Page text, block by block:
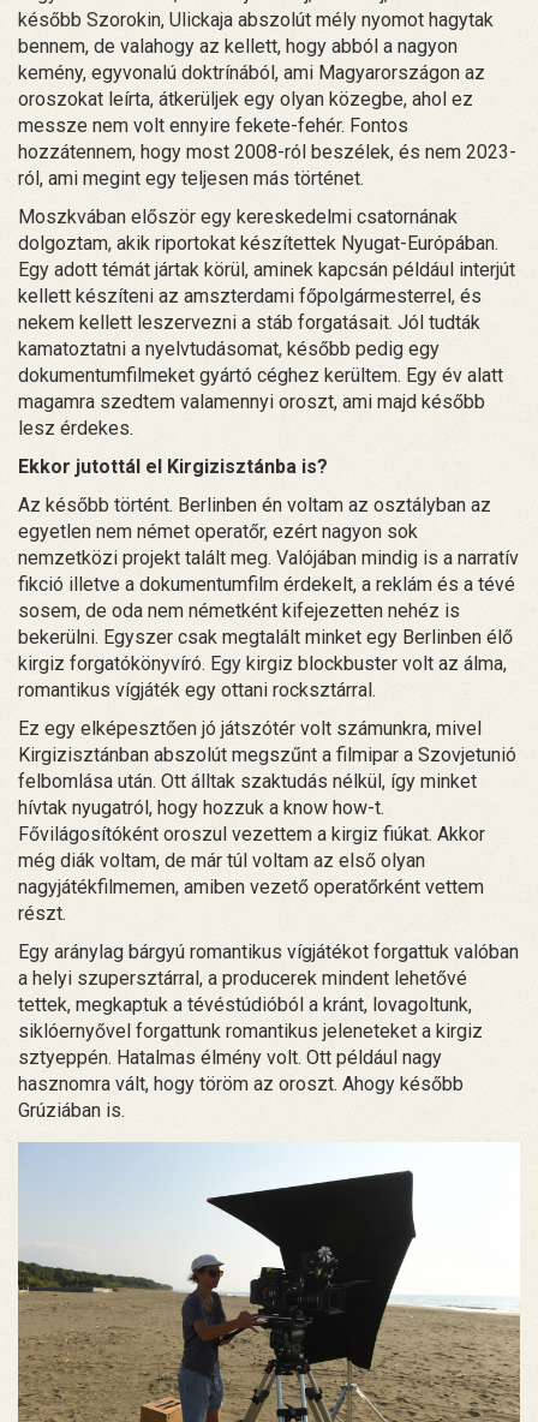
később Szorokin, Ulickaja abszolút mély nyomot hagytak
bennem, de valahogy az kellett, hogy abból a nagyon
kemény, egyvonalú doktrínából, ami Magyarországon az
oroszokat leírta, átkerüljek egy olyan közegbe, ahol ez
messze nem volt ennyire fekete-fehér. Fontos
hozzátennem, hogy most 2008-ról beszélek, és nem 2023-
ról, ami megint egy teljesen más történet.
Moszkvában először egy kereskedelmi csatornának
dolgoztam, akik riportokat készítettek Nyugat-Európában.
Egy adott témát jártak körül, aminek kapcsán például interjút
kellett készíteni az amszterdami főpolgármesterrel, és
nekem kellett leszervezni a stáb forgatásait. Jól tudták
kamatoztatni a nyelvtudásomat, később pedig egy
dokumentumfilmeket gyártó céghez kerültem. Egy év alatt
magamra szedtem valamennyi oroszt, ami majd később
lesz érdekes.
Ekkor jutottál el Kirgizisztánba is?
Az később történt. Berlinben én voltam az osztályban az
egyetlen nem német operatőr, ezért nagyon sok
nemzetközi projekt talált meg. Valójában mindig is a narratív
fikció illetve a dokumentumfilm érdekelt, a reklám és a tévé
sosem, de oda nem németként kifejezetten nehéz is
bekerülni. Egyszer csak megtalált minket egy Berlinben élő
kirgiz forgatókönyvíró. Egy kirgiz blockbuster volt az álma,
romantikus vígjáték egy ottani rocksztárral.
Ez egy elképesztően jó játszótér volt számunkra, mivel
Kirgizisztánban abszolút megszűnt a filmipar a Szovjetunió
felbomlása után. Ott álltak szaktudás nélkül, így minket
hívtak nyugatról, hogy hozzuk a know how-t.
Fővilágosítóként oroszul vezettem a kirgiz fiúkat. Akkor
még diák voltam, de már túl voltam az első olyan
nagyjátékfilmemen, amiben vezető operatőrként vettem
részt.
Egy aránylag bárgyú romantikus vígjátékot forgattuk valóban
a helyi szupersztárral, a producerek mindent lehetővé
tettek, megkaptuk a tévéstúdióból a kránt, lovagoltunk,
siklóernyővel forgattunk romantikus jeleneteket a kirgiz
sztyeppén. Hatalmas élmény volt. Ott például nagy
hasznomra vált, hogy töröm az oroszt. Ahogy később
Grúziában is.